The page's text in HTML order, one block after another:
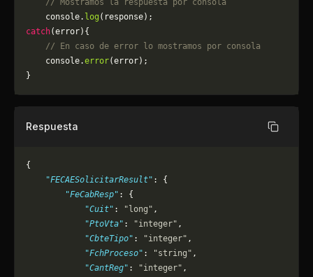
    // Mostramos la respuesta por consola
    console.
log (response);
catch(error){
    // En caso de error lo mostramos por consola
	console.
error(error);
}
Respuesta Copiar
{
    "FECAESolicitarResult"
: {
        "FeCabResp"
: {
            "Cuit"
: "long" ,
            "PtoVta"
: "integer" ,
            "CbteTipo"
: "integer" ,
            "FchProceso"
: "string" ,
            "CantReg"
: "integer" ,